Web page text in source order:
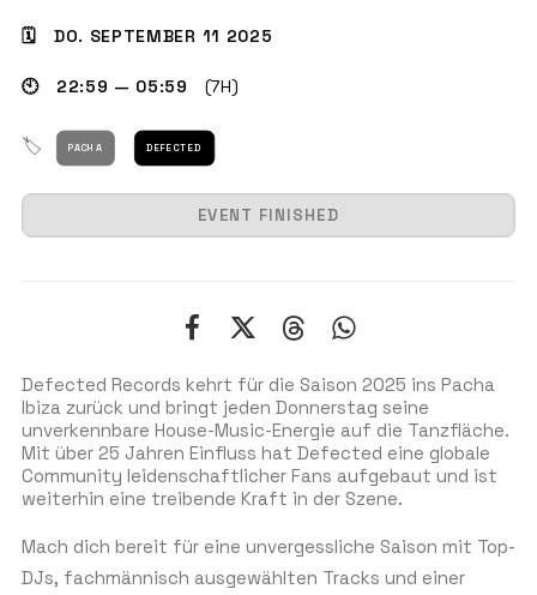
GET THE APP
SUCHEN
Defected Records kehrt für die Saison 2025 ins Pacha
Ibiza zurück und bringt jeden Donnerstag seine
unverkennbare House-Music-Energie auf die Tanzfläche.
Mit über 25 Jahren Einfluss hat Defected eine globale
Community leidenschaftlicher Fans aufgebaut und ist
weiterhin eine treibende Kraft in der Szene.
Mach dich bereit für eine unvergessliche Saison mit Top-
DJs, fachmännisch ausgewählten Tracks und einer
🗓 DO. SEPTEMBER 11 2025
🕙 22:59 — 05:59 (7H)
🏷 PACHA DEFECTED
EVENT FINISHED